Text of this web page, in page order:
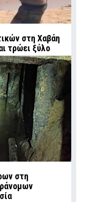
στη Χαβάη
τρώει ξύλο
στη